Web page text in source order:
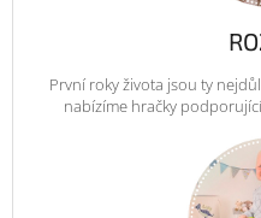
První roky života jsou ty
nabízíme hračky